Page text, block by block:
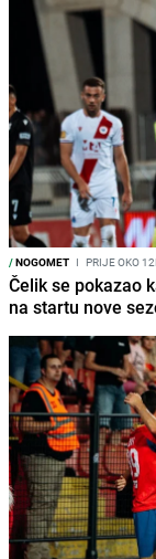
/NOGOMET I PRIJE OKO
Čelik se pokazao
na startu nove